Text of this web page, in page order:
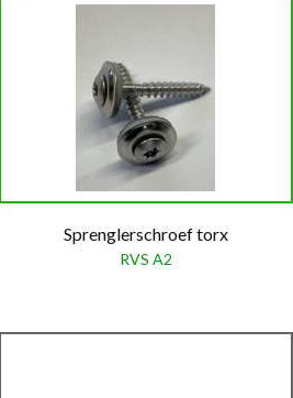
Sprenglerschroef torx
RVS A2